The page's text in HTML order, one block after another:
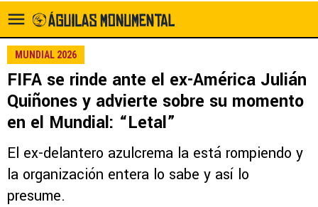
MUNDIAL 2026
FIFA se rinde ante el ex-América Julián
Quiñones y advierte sobre su momento
en el Mundial: “Letal”
El ex-delantero azulcrema la está rompiendo y
la organización entera lo sabe y así lo
presume.